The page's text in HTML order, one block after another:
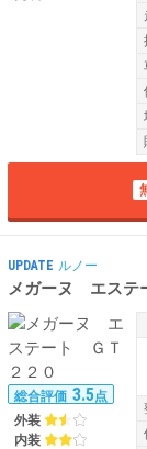
UPDATE ルノー
メガーヌ エステ
総合評価 3.5点
外装
内装